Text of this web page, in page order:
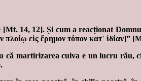
[Mt. 14, 12]. Și cum a reacționat
εἰς ἔρημον τόπον κατ᾽ ἰδίαν]”
martirizarea cuiva e un lucru rău,